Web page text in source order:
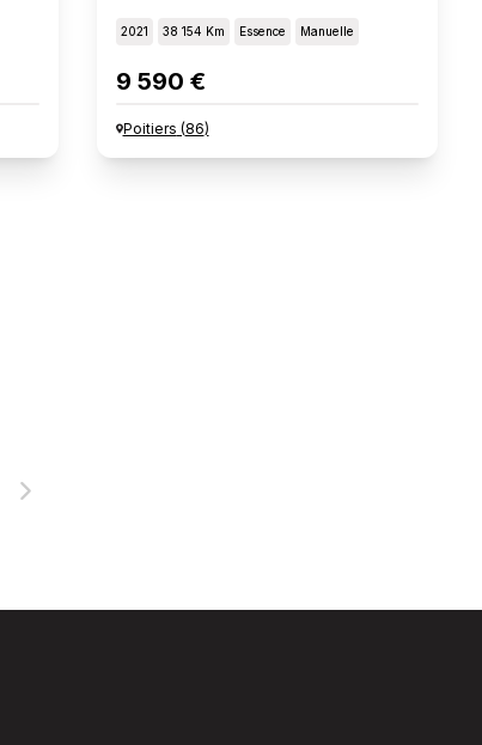
2021 38 154 Km Essence Manuelle
9 590 €
Poitiers (86)
Suivant